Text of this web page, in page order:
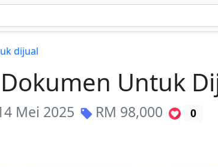
dijual
Untuk
Mei 2025 RM 98,000 0